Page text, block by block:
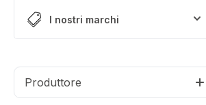
I nostri marchi
Produttore